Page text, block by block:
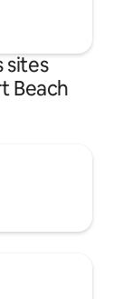
sites
Beach